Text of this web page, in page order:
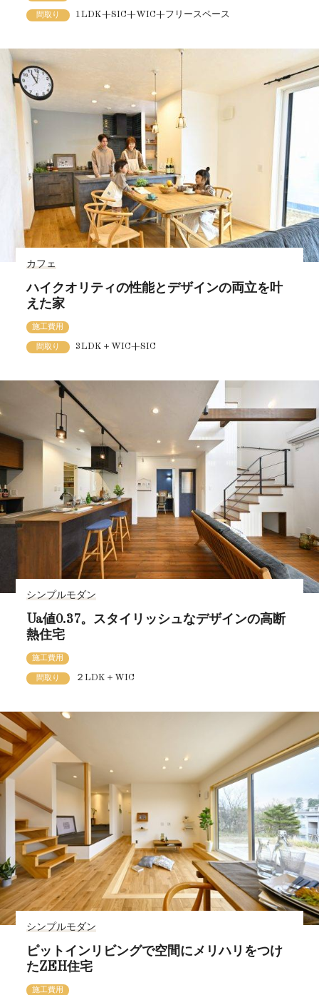
間取り 1LDK+SIC+WIC+フリースペース
カフェ
ハイクオリティの性能とデザインの両立を叶
えた家
施工費用
間取り 3LDK＋WIC+SIC
シンプルモダン
Ua値0.37。スタイリッシュなデザインの高断
熱住宅
施工費用
間取り ２LDK＋WIC
シンプルモダン
ピットインリビングで空間にメリハリをつけ
たZEH住宅
施工費用